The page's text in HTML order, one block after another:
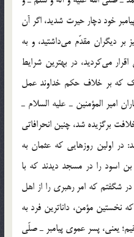
خود دچار حيرت شديد، اگر آن
بر ديگران مقدّم مي‌داشتيد، و به
مي‌كرديد، در بهترين شرايط
كه بر خلاف حكم خداوند عمل
پي آمد كار خود را بچشيد.[4] ياران امير المؤمنين ـ عليه السلام ـ
برگزيده شد، چنين انحرافاتي
در اولين روزهايي كه عثمان به
اسود را در مسجد ديدند كه با
شگفتم كه امر رهبري را از اهل
نخستين مؤمن، داناترين فرد به
يعني، پسر عموي پيامبر ـ صلّي